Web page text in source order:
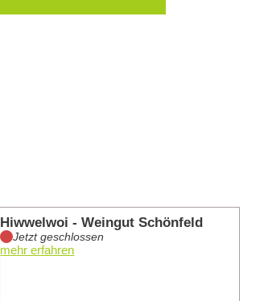
Hiwwelwoi - Weingut Schönfeld
Jetzt geschlossen
mehr erfahren